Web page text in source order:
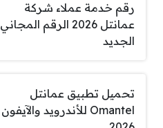
رقم خدمة عملاء شركة
عمانتل 2026 الرقم المجاني
الجديد
تحميل تطبيق عمانتل
Omantel للأندرويد والآيفون